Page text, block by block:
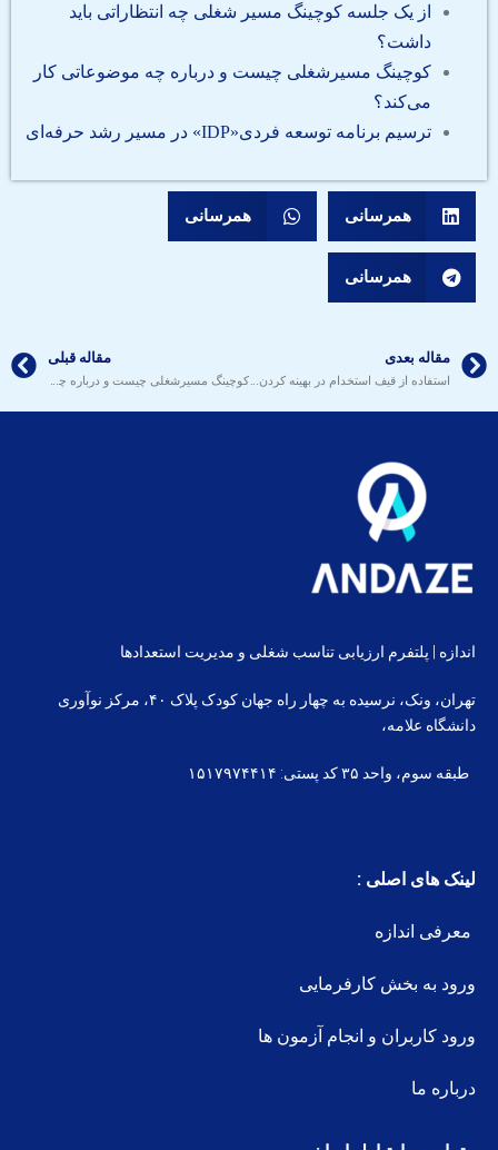
از یک جلسه کوچینگ مسیر شغلی چه انتظاراتی باید
داشت؟
کوچینگ مسیرشغلی چیست و درباره چه موضوعاتی کار
می‌کند؟
ترسیم برنامه توسعه فردی«IDP» در مسیر رشد حرفه‌ای
همرسانی همرسانی
همرسانی
مقاله بعدی مقاله قبلی
اندازه | پلتفرم ارزیابی تناسب شغلی و مدیریت استعدادها
تهران، ونک، نرسیده به چهار راه جهان کودک پلاک ۴۰، مرکز نوآوری
دانشگاه علامه،
طبقه سوم، واحد ۳۵ کد پستی: ۱۵۱۷۹۷۴۴۱۴
لینک های اصلی :
معرفی اندازه
ورود به بخش کارفرمایی
ورود کاربران و انجام آزمون ها
درباره ما